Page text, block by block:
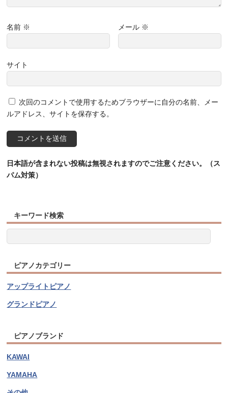
名前 ※ メール ※
サイト
次回のコメントで使用するためブラウザーに自分の名前、メー
ルアドレス、サイトを保存する。
日本語が含まれない投稿は無視されますのでご注意ください。（ス
パム対策）
キーワード検索
ピアノカテゴリー
アップライトピアノ
グランドピアノ
ピアノブランド
KAWAI
YAMAHA